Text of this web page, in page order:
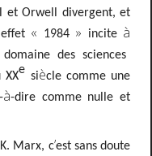
et Orwell divergent, et
« 1984» incite à
des sciences
XXe siècle comme une
à-dire comme nulle et
K. Marx, c’est sans doute